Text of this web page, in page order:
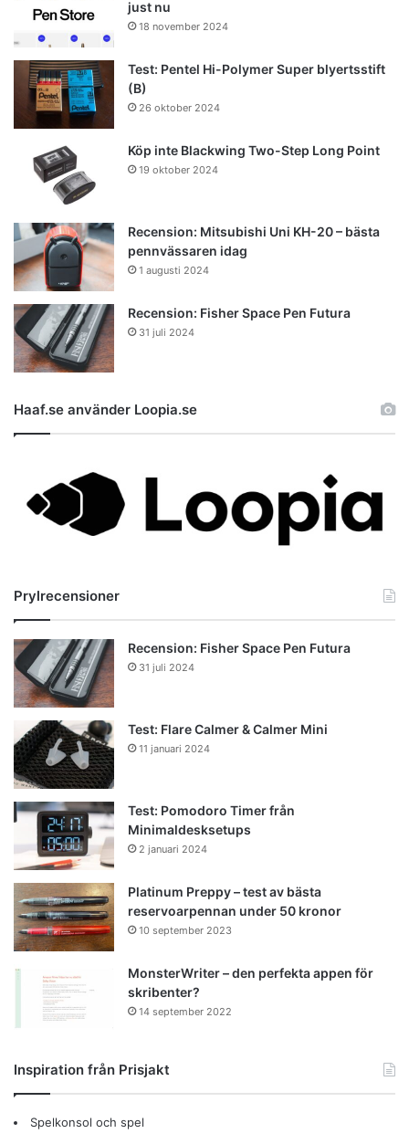
just nu
18 november 2024
Test: Pentel Hi-Polymer Super blyertsstift
(B)
26 oktober 2024
Köp inte Blackwing Two-Step Long Point
19 oktober 2024
Recension: Mitsubishi Uni KH-20 – bästa
pennvässaren idag
1 augusti 2024
Recension: Fisher Space Pen Futura
31 juli 2024
Haaf.se använder Loopia.se
Prylrecensioner
Recension: Fisher Space Pen Futura
31 juli 2024
Test: Flare Calmer & Calmer Mini
11 januari 2024
Test: Pomodoro Timer från
Minimaldesksetups
2 januari 2024
Platinum Preppy – test av bästa
reservoarpennan under 50 kronor
10 september 2023
MonsterWriter – den perfekta appen för
skribenter?
14 september 2022
Inspiration från Prisjakt
Spelkonsol och spel